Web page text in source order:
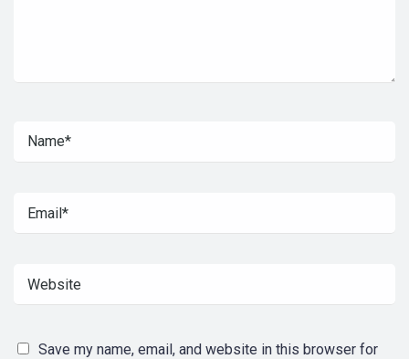
Save my name, email, and website in this browser for